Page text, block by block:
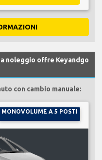
noleggio offre Keyandgo
con cambio manuale:
MONOVOLUME A 5 POSTI